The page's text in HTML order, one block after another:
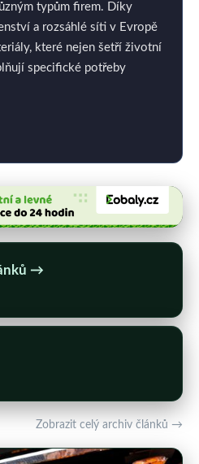
typům firem. Díky
a rozsáhlé síti v Evropě
které nejen šetří životní
specifické potřeby
→
Zobrazit celý archiv článků →